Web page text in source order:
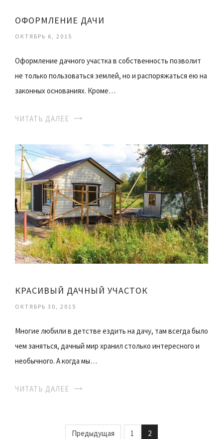
ОФОРМЛЕНИЕ ДАЧИ
ОКТЯБРЬ 6, 2015
Оформление дачного участка в собственность позволит
не только пользоваться землей, но и распоряжаться ею на
законных основаниях. Кроме…
ЧИТАТЬ ДАЛЕЕ
КРАСИВЫЙ ДАЧНЫЙ УЧАСТОК
ОКТЯБРЬ 30, 2015
Многие любили в детстве ездить на дачу, там всегда было
чем заняться, дачный мир хранил столько интересного и
необычного. А когда мы…
ЧИТАТЬ ДАЛЕЕ
Предыдущая 1 2